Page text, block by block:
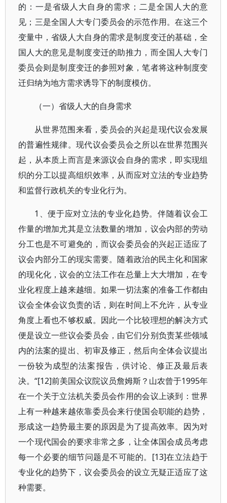
的：一是省级人大自身的需求；二是全国人大的意
见；三是全国人大专门委员会的示范作用。在这三个
变量中，省级人大自身的需求是制度变迁的基础，全
国人大的意见是制度变迁的助推力，而全国人大专门
委员会则是制度变迁的参照对象，笔者将这种制度变
迁归纳为地方需求诱导下的制度模仿。
（一）省级人大的自身需求
从世界范围来看，委员会的兴起是现代议会发展
的普遍性规律。现代议会委员会之所以在世界范围兴
起，从本质上而言是来源议会自身的需求，即实现组
织的分工以提高组织效率，从而应对立法的专业趋势
和监督行政机关的专业化行为。
1、便于应对立法的专业化趋势。伴随着议会工
作量的增加尤其是立法数量的增加，议会内部的劳动
分工也是不可避免的，而议会委员会的兴起正适应了
议会内部分工的现实需要。随着政治的民主化和国家
的现化化，议会的立法工作在总量上大大增加，在专
业化程度上越来越细。如果一切法案的准备工作都由
议会全体会议负责的话，则在时间上不允许，从专业
角度上看也不够权威。因此一个比较理想的解决方式
便是设立一些议会委员会，由它们分别负责某些领域
内的法案的提出、初审及修正，然后向全体会议提出
一份较为成型的法案报告，供讨论、修正及最后表
决。“[12]前美国众议院议员詹姆斯？山农曾于1995年
在一个关于立法机关委员会作用的会议上谈到：世界
上有一种越来越依靠委员会来行使国会职能的趋势，
形成这一趋势最主要的原因是为了提高效率。因为对
一个现代国会的要求非常之多，让全体国会成员考虑
每一个必要的细节问题是不可能的。[13]在立法趋于
专业化的趋势下，议会委员会的设立无疑正适应了这
种需要。